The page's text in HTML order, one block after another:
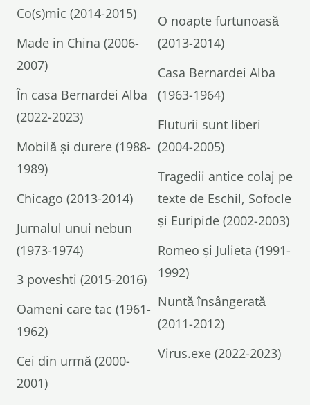
Co(s)mic (2014-2015)
O noapte furtunoasă
(2013-2014)
Made in China (2006-
2007)
Casa Bernardei Alba
(1963-1964)
În casa Bernardei Alba
(2022-2023)
Fluturii sunt liberi
(2004-2005)
Mobilă și durere (1988-
1989)
Tragedii antice colaj pe
texte de Eschil, Sofocle
și Euripide (2002-2003)
Chicago (2013-2014)
Jurnalul unui nebun
(1973-1974)
Romeo și Julieta (1991-
1992)
3 poveshti (2015-2016)
Nuntă însângerată
(2011-2012)
Oameni care tac (1961-
1962)
Virus.exe (2022-2023)
Cei din urmă (2000-
2001)